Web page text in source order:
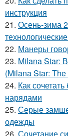
инструкция
21. Осень-зима
22. Манеры
23. Milana Star:
(Milana Star:
24. Как
нарядами
25. Серые
одежды
26. Сочетание